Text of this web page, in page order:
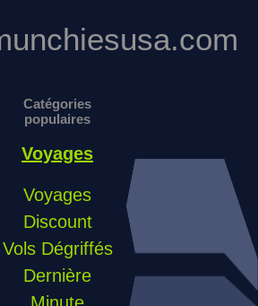
Catégories
populaires
Voyages
Voyages
Discount
Vols Dégriffés
Dernière